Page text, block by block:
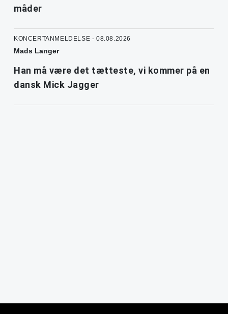
måder
KONCERTANMELDELSE - 08.08.2026
Mads Langer
Han må være det tætteste, vi kommer på en
dansk Mick Jagger